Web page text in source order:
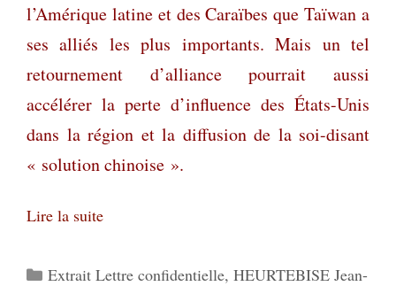
l’Amérique latine et des Caraïbes que Taïwan a
ses alliés les plus importants. Mais un tel
retournement d’alliance pourrait aussi
accélérer la perte d’influence des États-Unis
dans la région et la diffusion de la soi-disant
« solution chinoise ».
Lire la suite
Catégories
Extrait Lettre confidentielle, HEURTEBISE Jean-